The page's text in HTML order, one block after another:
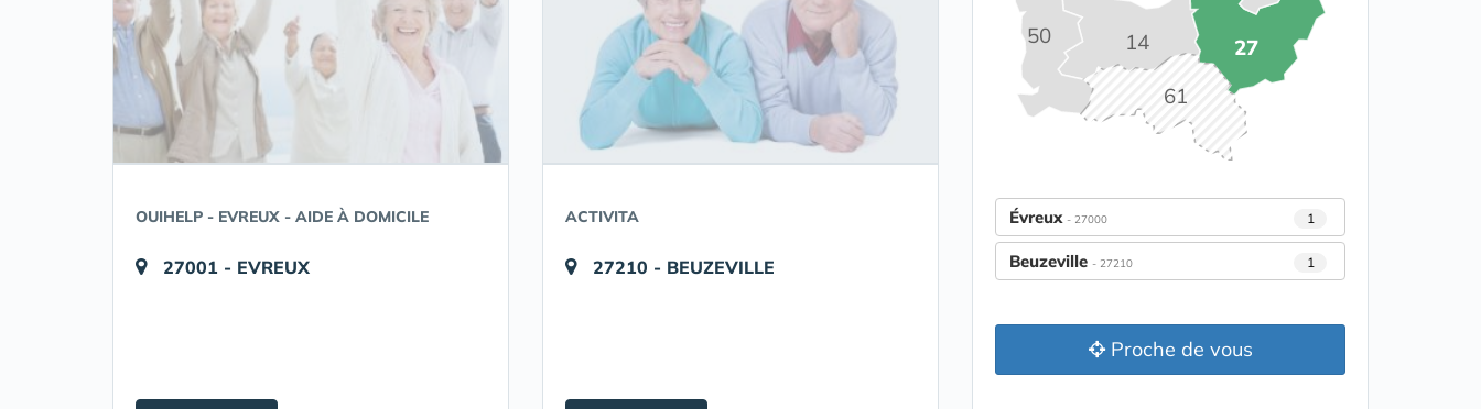
OUIHELP - EVREUX - AIDE À DOMICILE
27001 - EVREUX
ACTIVITA
27210 - BEUZEVILLE
14 27
50
61
Évreux - 27000 1
Beuzeville - 27210 1
Proche de vous